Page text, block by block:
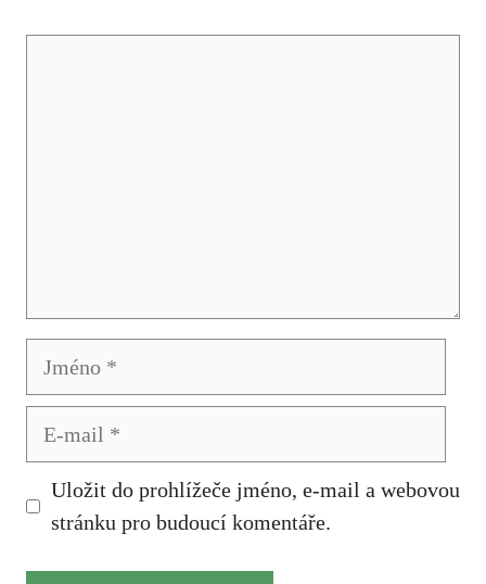
Jméno
Uložit do prohlížeče jméno, e-mail a webovou
stránku pro budoucí komentáře.